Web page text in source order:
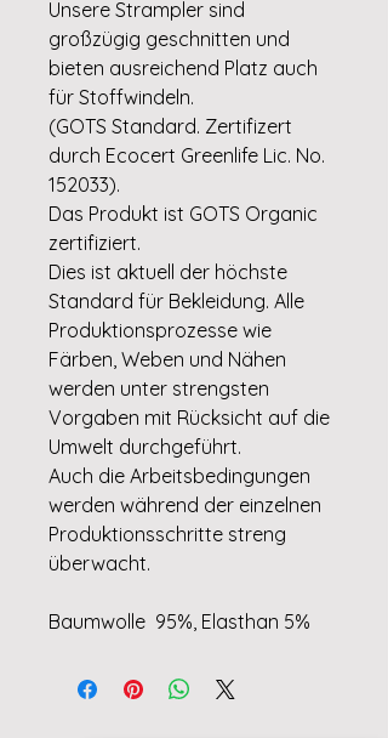
Unsere Strampler sind
großzügig geschnitten und
bieten ausreichend Platz auch
für Stoffwindeln.
(GOTS Standard. Zertifizert
durch Ecocert Greenlife Lic. No.
152033).
Das Produkt ist GOTS Organic
zertifiziert.
Dies ist aktuell der höchste
Standard für Bekleidung. Alle
Produktionsprozesse wie
Färben, Weben und Nähen
werden unter strengsten
Vorgaben mit Rücksicht auf die
Umwelt durchgeführt.
Auch die Arbeitsbedingungen
werden während der einzelnen
Produktionsschritte streng
überwacht.
Baumwolle 95%, Elasthan 5%